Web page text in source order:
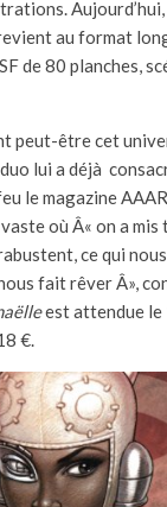
au format
de 80 planches,
peut-être cet
lui a déjà
le magazine
où Â« on a mis
ce qui
fait rêver Â»,
est attendue le
€.